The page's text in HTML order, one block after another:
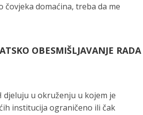
čovjeka domaćina, treba da me
OBESMIŠLJAVANJE RADA
u okruženju u kojem je
institucija ograničeno ili čak